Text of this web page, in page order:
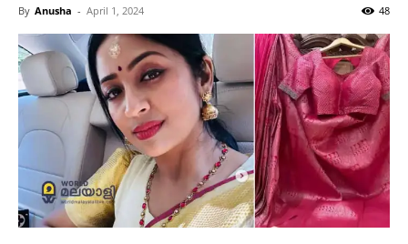
By Anusha - April 1, 2024 48